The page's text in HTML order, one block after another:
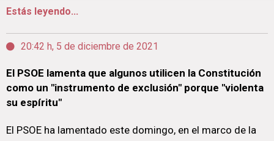
Estás leyendo...
20:42 h, 5 de diciembre de 2021
El PSOE lamenta que algunos utilicen la Constitución
como un "instrumento de exclusión" porque "violenta
su espíritu"
El PSOE ha lamentado este domingo, en el marco de la